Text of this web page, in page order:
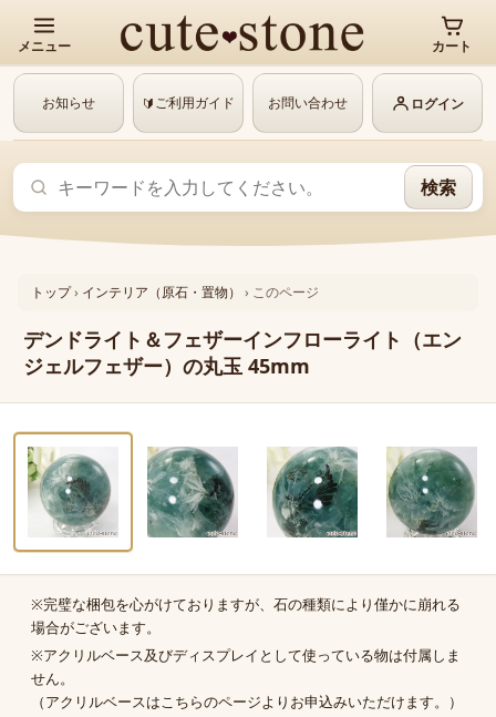
メニュー カート
お知らせ 🔰ご利用ガイド お問い合わせ ログイン
検索
トップ› インテリア（原石・置物） › このページ
デンドライト＆フェザーインフローライト（エン
ジェルフェザー）の丸玉 45mm
‹
1 / 6
商品の補足
※完璧な梱包を心がけておりますが、石の種類により僅かに崩れる
場合がございます。
※アクリルベース及びディスプレイとして使っている物は付属しま
せん。
（アクリルベースはこちらのページより お申込みいただけます。）